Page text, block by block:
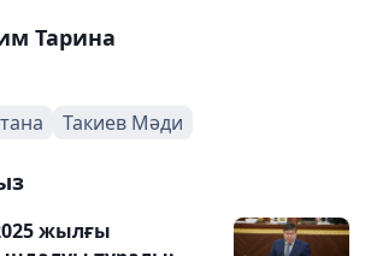
Тарина
Такиев Мәди
жылғы